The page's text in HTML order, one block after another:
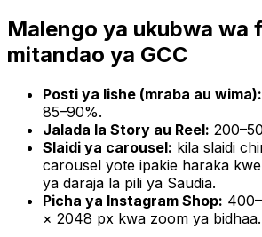
Malengo ya ukubwa wa
mitandao ya GCC
Posti ya lishe (mraba au wima):
85–90%.
Jalada la Story au Reel:
Slaidi ya carousel: kila slaidi
carousel yote ipakie haraka
ya daraja la pili ya Saudia.
Picha ya Instagram Shop:
× 2048 px kwa zoom ya bidhaa.